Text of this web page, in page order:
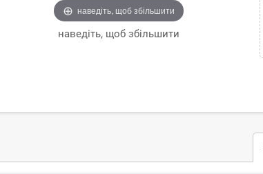
наведіть, щоб збільшити
наведіть, щоб збільшити